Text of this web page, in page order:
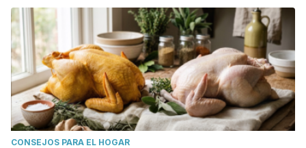
https://www.researchgate.net/
Ramalingam, S., Graham, C., Dove, J., Morrice, L., & Sheikh,
A. (2019). A pilot, open labelled, randomised controlled trial
of hypertonic saline nasal irrigation and gargling for the
common cold.Scientific reports,9(1), 1015.
https://www.nature.com/articles/s41598-018-37703-3
CONSEJOS PARA EL HOGAR